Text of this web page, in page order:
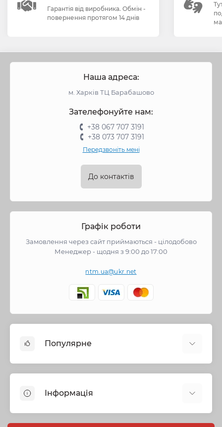
Гарантія від виробника. Обмін -
повернення протягом 14 днів
Наша адреса:
м. Харків ТЦ Барабашово
Зателефонуйте нам:
+38 067 707 3191
+38 073 707 3191
Передзвоніть мені
До контактів
Графік роботи
Замовлення через сайт приймаються - цілодобово
Менеджер - щодня з 9:00 до 17:00
ntm.ua@ukr.net
Популярне
Запірна арматура
Труби та фітинги
Інформація